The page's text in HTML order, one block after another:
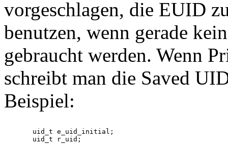
vorgeschlagen, die EUID
benutzen, wenn gerade
gebraucht werden. Wenn
schreibt man die Saved
Beispiel:
  uid_t e_uid_initial;
  uid_t r_uid;